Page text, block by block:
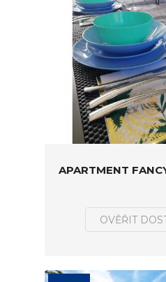
APARTMENT
OVĚŘIT